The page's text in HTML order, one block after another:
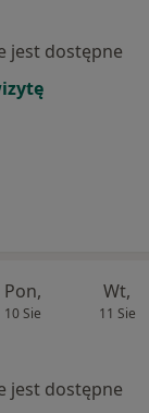
jest dostępne
Pon,
10 Sie
Wt,
11 Sie
jest dostępne